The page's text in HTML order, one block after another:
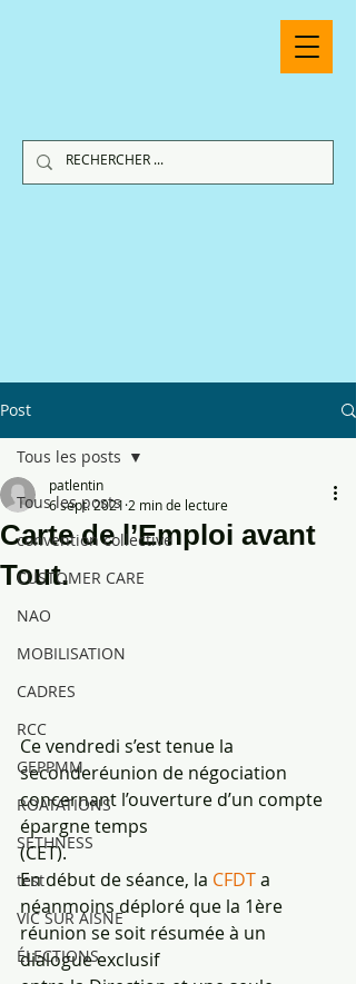
Post
Tous les posts
convention collective
CUSTOMER CARE
NAO
MOBILISATION
CADRES
RCC
GEPPMM
ROATATIONS
SETHNESS
test
VIC SUR AISNE
ÉLECTIONS
Tous les posts
Carte de l’Emploi avant
Tout.
patlentin
6 sept. 2021 2 min de lecture
Ce vendredi s’est tenue la
seconderéunion de négociation
concernant l’ouverture d’un compte
épargne temps
(CET).
En début de séance, la CFDT a
néanmoins déploré que la 1ère
réunion se soit résumée à un
dialogue exclusif